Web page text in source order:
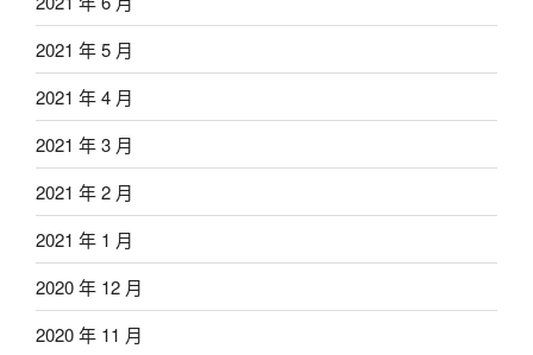
2021 年 5 月
2021 年 4 月
2021 年 3 月
2021 年 2 月
2021 年 1 月
2020 年 12 月
2020 年 11 月